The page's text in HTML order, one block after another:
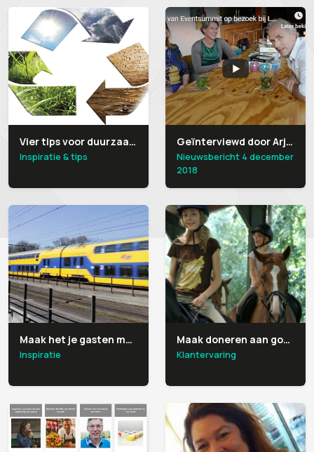
Vier tips voor duurzaam organiseren van events
Inspiratie & tips
Geïnterviewd door Arjen van Eventsummit
Nieuwsbericht 4 december
2018
Maak het je gasten makkelijk om zonder auto te reizen
Inspiratie
Maak doneren aan goed doel onderdeel van je event
Klantervaring